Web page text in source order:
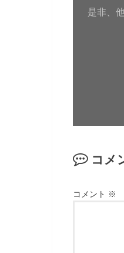
是非、
コメ
コメント ※